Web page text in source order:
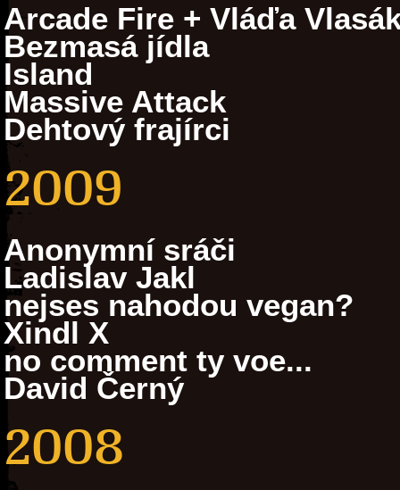
Arcade Fire + Vláďa
Bezmasá jídla
Island
Massive Attack
Dehtový frajírci
2009
Anonymní sráči
Ladislav Jakl
nejses nahodou vegan?
Xindl X
no comment ty voe...
David Černý
2008